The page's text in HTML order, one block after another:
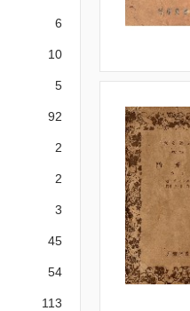
6
10
5
92
2
2
3
45
54
113